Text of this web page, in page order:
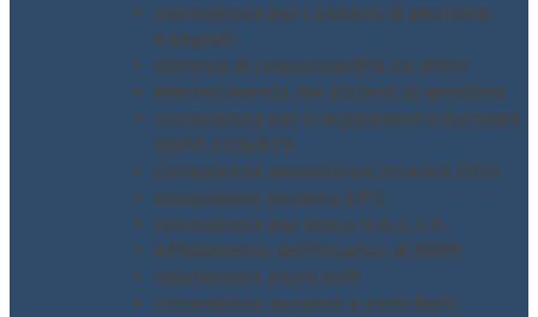
Consulenza per i Sistemi di gestione
integrati
Sistema di responsabilità SA 8000
Mantenimento dei Sistemi di gestione
Consulenza per il regolamento Europeo
GDPR 2016/679
Consulenza assunzione incarico ODV
Assunzione incarico DPO
Consulenza per piano H.A.C.C.P.
Affidamento dell’incarico di RSPP
Valutazione rischi DVR
Consulenza accesso a contributi